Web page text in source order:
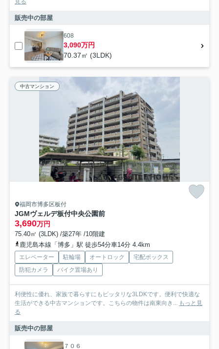
見る
販売中の部屋
608
3,090万円
70.37㎡ (3LDK)
中古マンション
福岡市博多区板付
JGMヴェルデ板付中央公園前
3,690万円
75.40㎡ (3LDK) /築27年 /10階建
鹿児島本線「博多」駅 徒歩54分車14分 4.4km
エレベーター 駐輪場 オートロック
宅配ボックス
防犯カメラ
バイク置場あり
利便性に優れ、家族で暮らすにもピッタリな3LDKです。便利で快適な
生活ができる中古マンションです。こちらの物件は南東向き... もっと見
る
販売中の部屋
７０６